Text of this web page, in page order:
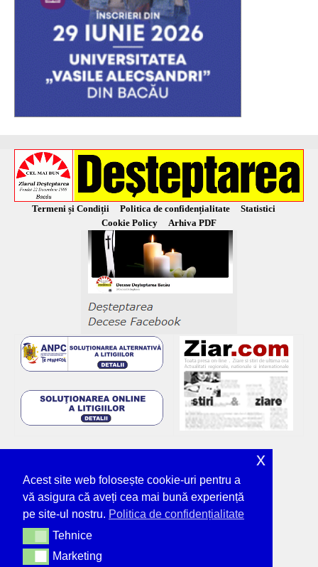
Termeni și Condiții Politica de confidențialitate
Statistici
Cookie Policy
Arhiva PDF
Acest site web folosește cookie-uri pentru a
vă asigura că aveți cea mai bună experiență
pe site-ul nostru. Politica de confidențialitate
TehniceTehnice
MarketingMarketing
x